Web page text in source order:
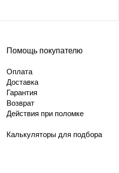
Помощь покупателю
Оплата
Доставка
Гарантия
Возврат
Действия при поломке
Калькуляторы для подбора